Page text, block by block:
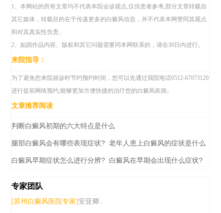
1、本网站的所有文章均不代表本院会诊观点,仅供患者参考,部分文章转载自
其它媒体，转载目的在于传递更多的白癜风信息，并不代表本网赞同其观点
和对其真实性负责。
2、如因作品内容、版权和其它问题需要同本网联系的，请在30日内进行。
来院指导：
为了避免您来院就诊时节约预约时间，您可以先通过我院电话0512-67073120
进行提前网络预约,能够更加方便快捷的治疗您的白癜风疾病。
文章推荐阅读
判断白癜风初期的六大特点是什么
腿部白癜风会有哪些表现症状? 老年人患上白癜风的症状是什么
白癜风早期症状怎么进行分辨? 白癜风在早期会出现什么症状?
专家团队
[苏州白癜风医院专家]安亚卿..